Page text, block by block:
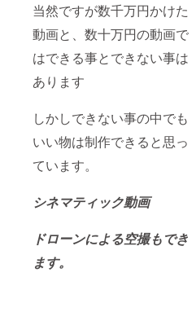
当然ですが数千万円かけた
動画と、数十万円の動画で
はできる事とできない事は
あります
しかしできない事の中でも
いい物は制作できると思っ
ています。
シネマティック動画
ドローンによる空撮もでき
ます。